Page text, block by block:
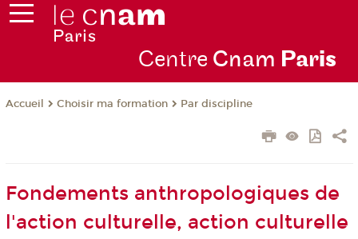
Centre Cnam Paris
Accueil Choisir ma formation Par discipline
Fondements anthropologiques de
l'action culturelle, action culturelle